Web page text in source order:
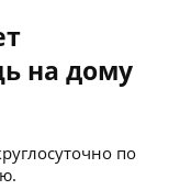
на дому
по